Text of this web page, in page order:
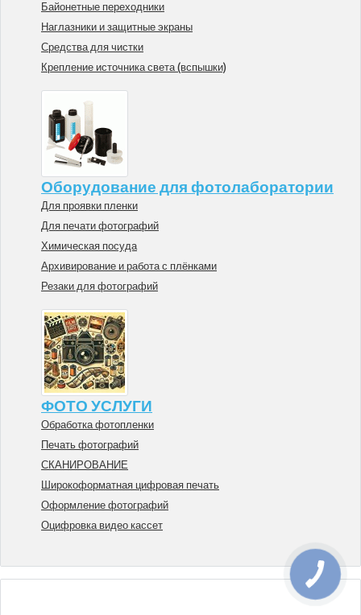
Байонетные переходники
Наглазники и защитные экраны
Средства для чистки
Крепление источника света (вспышки)
Оборудование для фотолаборатории
Для проявки пленки
Для печати фотографий
Химическая посуда
Архивирование и работа с плёнками
Резаки для фотографий
ФОТО УСЛУГИ
Обработка фотопленки
Печать фотографий
СКАНИРОВАНИЕ
Широкоформатная цифровая печать
Оформление фотографий
Оцифровка видео кассет